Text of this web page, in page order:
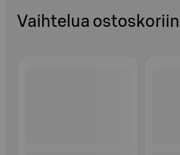
Vaihtelua ostoskoriin